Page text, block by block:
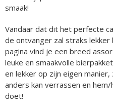
smaak!
Vandaar dat dit het perfecte
de ontvanger zal straks lekker
pagina vind je een breed
leuke en smaakvolle
en lekker op zijn eigen
anders kan verrassen en
doet!